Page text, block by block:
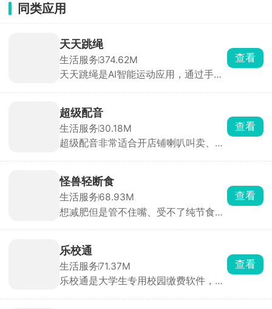
同类应用
天天跳绳
生活服务374.62M
天天跳绳是AI智能运动应用，通过手机
数及消耗热量，生成数据报告与打卡日
历。还有AR体感游戏，如吃豆人、切水
果、投篮机等，通过肢体动作操控角
色，增加运动趣味性。提供300+官方
布置跳绳、仰卧起坐等体育作业，并查
看学生完成情况，家长可实时监督孩子
运动进度。
查看
超级配音
生活服务30.18M
超级配音非常适合开店铺喇叭叫卖、短
有。新手懒得写稿子也省事，软件里有
各行各业现成模板，服装清仓、水果店
活动、电动车促销、开业活动全都有，
直接改价格、店名就能用。
查看
怪兽轻断食
生活服务68.93M
想减肥但是管不住嘴、受不了纯节食饿
的16+8网红断食法一键就能设置，页
面会实时显示禁食进度，到饭点、喝水
都会给提醒。直接对着饭菜拍张照，AI
自动算出卡路里，也能直接查食材热
查看
乐校通
生活服务71.37M
乐校通是大学生专用校园缴费软件，洗
查看